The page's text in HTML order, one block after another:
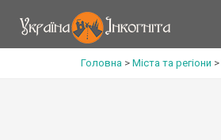
Головна > Міста та регіони >